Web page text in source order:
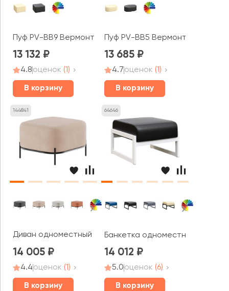
Пуф PV-BB9 Вермонт / Vermont
13 132
4.8оценок (1)
В корзину
Пуф PV-BB5 Вермонт / Vermont
13 685
4.7оценок (1)
В корзину
144841
Диван одноместный без спинки Джайв / Jive
14 005
4.4оценок (1)
В корзину
64646
Банкетка одноместная
14 012
5.0оценок (6)
В корзину